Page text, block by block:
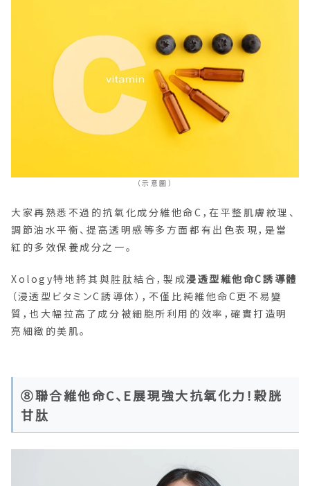
（示意圖）
大家再熟悉不過的抗氧化成分維他命C，在平整肌膚紋理、
調節油水平衡、提高透明感等多方面都有出色表現，是當
紅的多效保養成分之一。
Xology特地將其與胜肽結合，製成浸透型維他命C誘導體
（浸透型ビタミンC誘導体），不僅比純維他命C更不易變
質，也大幅拉高了成分被細胞所利用的效率，確實打造明
亮細緻的美肌。
⑧聯合維他命C、E展現強大抗氧化力！穀胱
甘肽